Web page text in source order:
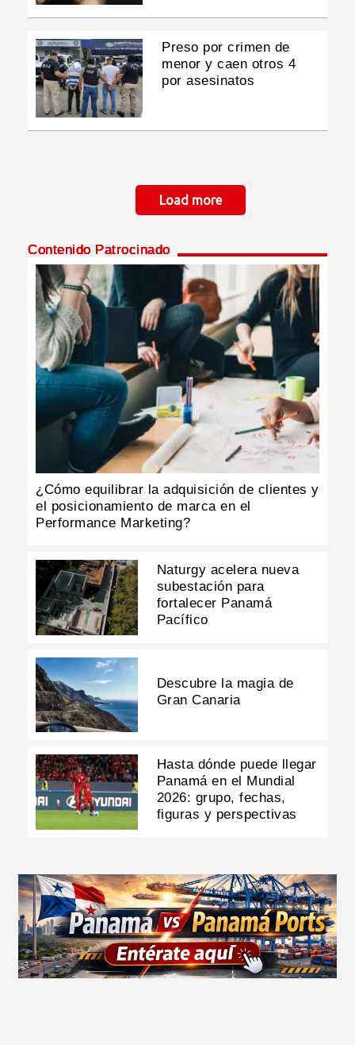
Preso por crimen de
menor y caen otros 4
por asesinatos
Load more
Contenido Patrocinado
¿Cómo equilibrar la adquisición de clientes y
el posicionamiento de marca en el
Performance Marketing?
Naturgy acelera nueva
subestación para
fortalecer Panamá
Pacífico
Descubre la magia de
Gran Canaria
Hasta dónde puede llegar
Panamá en el Mundial
2026: grupo, fechas,
figuras y perspectivas